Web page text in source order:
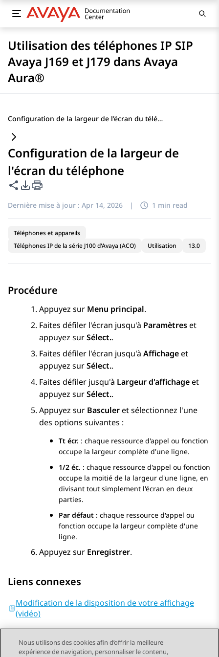
Utilisation des téléphones IP SIP
Avaya J169 et J179 dans Avaya
Aura®
Configuration de la largeur de l'écran du téléphone
Configuration de la largeur de
l'écran du téléphone
Partager cette page
Options d'exportation PDF
Dernière mise à jour : Apr 14, 2026 | 1 min read
Téléphones et appareils
Téléphones IP de la série J100 d'Avaya (ACO)
Utilisation 13.0
Procédure
Appuyez sur Menu principal.
Faites défiler l'écran jusqu'à Paramètreset
appuyez surSélect..
Faites défiler l'écran jusqu'à Affichageet
appuyez surSélect..
Faites défiler jusqu'à Largeur d'affichageet
appuyez surSélect..
Appuyez sur Basculeret sélectionnez l'une
des options suivantes :
Tt écr. : chaque ressource d'appel ou fonction
occupe la largeur complète d'une ligne.
1/2 éc. : chaque ressource d'appel ou fonction
occupe la moitié de la largeur d'une ligne, en
divisant tout simplement l'écran en deux
parties.
Par défaut : chaque ressource d'appel ou
fonction occupe la largeur complète d'une
ligne.
Appuyez sur Enregistrer.
Liens connexes
Modification de la disposition de votre affichage
(vidéo)
Nous utilisons des cookies afin d’offrir la meilleure
expérience de navigation, personnaliser le contenu,